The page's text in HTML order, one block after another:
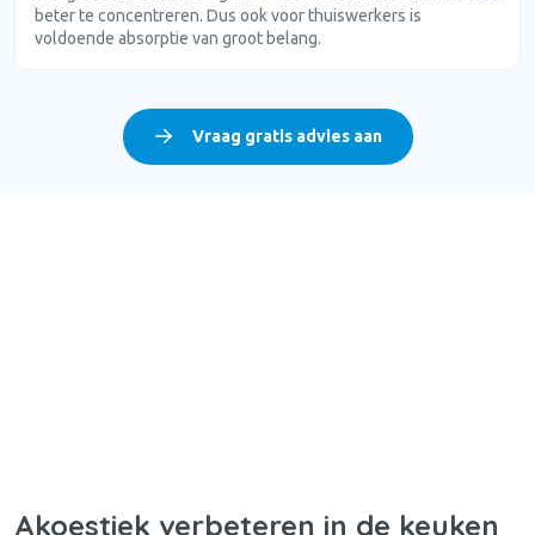
beter te concentreren. Dus ook voor thuiswerkers is
voldoende absorptie van groot belang.
Vraag gratis advies aan
Akoestiek verbeteren in de keuken